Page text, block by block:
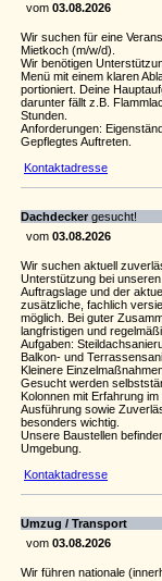
vom 03.08.2026
Wir suchen für eine
Mietkoch (m/w/d).
Wir benötigen
Menü mit einem klaren
portioniert. Deine
darunter fällt z.B.
Stunden.
Anforderungen:
Gepflegtes Auftreten.
Kontaktadresse
Dachdecker gesucht!
vom 03.08.2026
Wir suchen aktuell
Unterstützung bei
Auftragslage und der
zusätzliche, fachlich
möglich. Bei guter
langfristigen und
Aufgaben:
Balkon- und
Kleinere
Gesucht werden
Kolonnen mit Erfahrung
Ausführung sowie
besonders wichtig.
Unsere Baustellen
Umgebung.
Kontaktadresse
Umzug / Transport
vom 03.08.2026
Wir führen nationale